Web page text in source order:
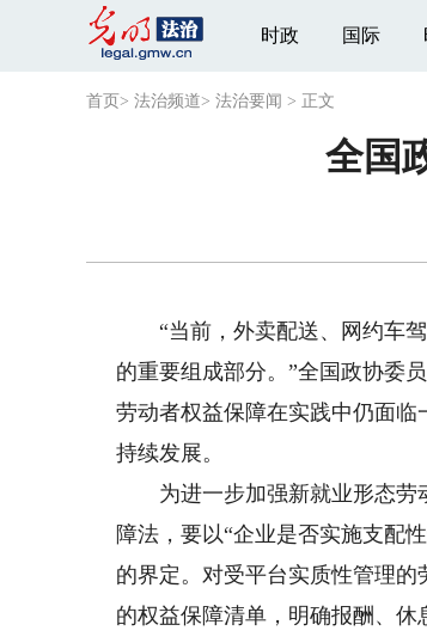
时政 国际
首页 > 法治频道> 法治要闻 > 正文
全国
“当前，外卖配送、网约车驾
的重要组成部分。”全国政协委
劳动者权益保障在实践中仍面
持续发展。
为进一步加强新就业形态劳
障法，要以“企业是否实施支配
的界定。对受平台实质性管理
的权益保障清单，明确报酬、休